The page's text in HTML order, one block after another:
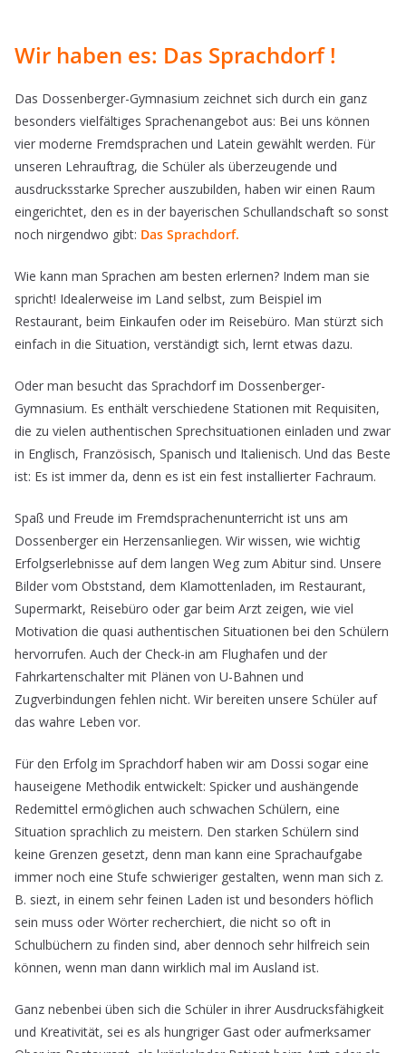
Wir haben es: Das Sprachdorf !
Das Dossenberger-Gymnasium zeichnet sich durch ein ganz
besonders vielfältiges Sprachenangebot aus: Bei uns können
vier moderne Fremdsprachen und Latein gewählt werden. Für
unseren Lehrauftrag, die Schüler als überzeugende und
ausdrucksstarke Sprecher auszubilden, haben wir einen Raum
eingerichtet, den es in der bayerischen Schullandschaft so sonst
noch nirgendwo gibt: Das Sprachdorf.
Wie kann man Sprachen am besten erlernen? Indem man sie
spricht! Idealerweise im Land selbst, zum Beispiel im
Restaurant, beim Einkaufen oder im Reisebüro. Man stürzt sich
einfach in die Situation, verständigt sich, lernt etwas dazu.
Oder man besucht das Sprachdorf im Dossenberger-
Gymnasium. Es enthält verschiedene Stationen mit Requisiten,
die zu vielen authentischen Sprechsituationen einladen und zwar
in Englisch, Französisch, Spanisch und Italienisch. Und das Beste
ist: Es ist immer da, denn es ist ein fest installierter Fachraum.
Spaß und Freude im Fremdsprachenunterricht ist uns am
Dossenberger ein Herzensanliegen. Wir wissen, wie wichtig
Erfolgserlebnisse auf dem langen Weg zum Abitur sind. Unsere
Bilder vom Obststand, dem Klamottenladen, im Restaurant,
Supermarkt, Reisebüro oder gar beim Arzt zeigen, wie viel
Motivation die quasi authentischen Situationen bei den Schülern
hervorrufen. Auch der Check-in am Flughafen und der
Fahrkartenschalter mit Plänen von U-Bahnen und
Zugverbindungen fehlen nicht. Wir bereiten unsere Schüler auf
das wahre Leben vor.
Für den Erfolg im Sprachdorf haben wir am Dossi sogar eine
hauseigene Methodik entwickelt: Spicker und aushängende
Redemittel ermöglichen auch schwachen Schülern, eine
Situation sprachlich zu meistern. Den starken Schülern sind
keine Grenzen gesetzt, denn man kann eine Sprachaufgabe
immer noch eine Stufe schwieriger gestalten, wenn man sich z.
B. siezt, in einem sehr feinen Laden ist und besonders höflich
sein muss oder Wörter recherchiert, die nicht so oft in
Schulbüchern zu finden sind, aber dennoch sehr hilfreich sein
können, wenn man dann wirklich mal im Ausland ist.
Ganz nebenbei üben sich die Schüler in ihrer Ausdrucksfähigkeit
und Kreativität, sei es als hungriger Gast oder aufmerksamer